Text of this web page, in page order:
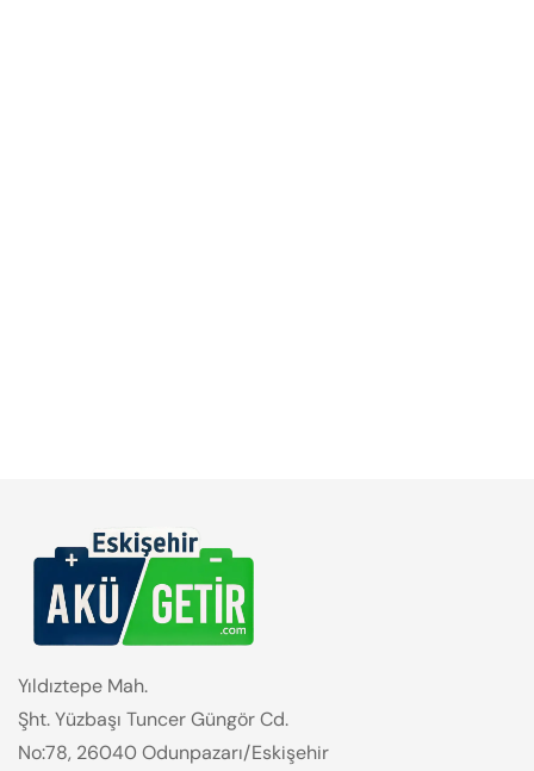
Yıldıztepe Mah.
Şht. Yüzbaşı Tuncer Güngör Cd.
No:78, 26040 Odunpazarı/Eskişehir